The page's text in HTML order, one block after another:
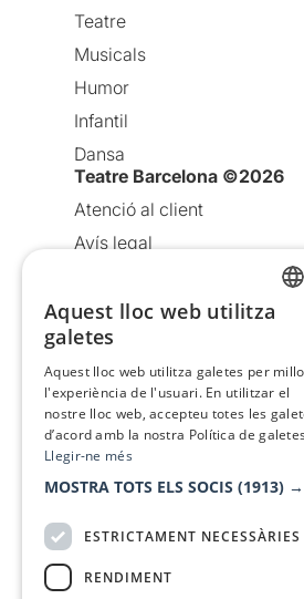
Teatre
Musicals
Humor
Infantil
Dansa
Teatre Barcelona ©2026
Atenció al client
Avís legal
Política de cookies
Condicions d’ús
Comunicacions comercials
Anuncia’t
Vull rebre la newsletter
Aquest lloc web utilitza
galetes
Aquest lloc web utilitza galetes per
l'experiència de l'usuari. En utilitzar el
nostre lloc web, accepteu totes les
d’acord amb la nostra Política de
Llegir-ne més
MOSTRA TOTS ELS SOCIS (1913) →
ESTRICTAMENT NECESSÀRIES
RENDIMENT